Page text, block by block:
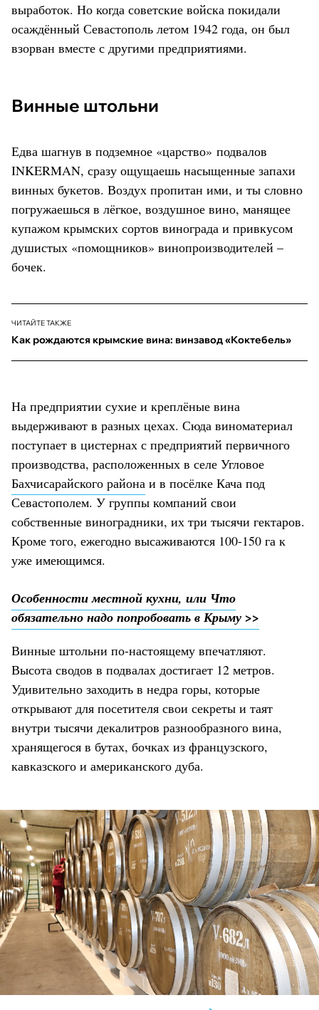
выработок. Но когда советские войска покидали
осаждённый Севастополь летом 1942 года, он был
взорван вместе с другими предприятиями.
Винные штольни
Едва шагнув в подземное «царство» подвалов
INKERMAN, сразу ощущаешь насыщенные запахи
винных букетов. Воздух пропитан ими, и ты словно
погружаешься в лёгкое, воздушное вино, манящее
купажом крымских сортов винограда и привкусом
душистых «помощников» винопроизводителей –
бочек.
ЧИТАЙТЕ ТАКЖЕ
Как рождаются крымские вина: винзавод «Коктебель»
На предприятии сухие и креплёные вина
выдерживают в разных цехах. Сюда виноматериал
поступает в цистернах с предприятий первичного
производства, расположенных в селе Угловое
Бахчисарайского района и в посёлке Кача под
Севастополем. У группы компаний свои
собственные виноградники, их три тысячи гектаров.
Кроме того, ежегодно высаживаются 100-150 га к
уже имеющимся.
Особенности местной кухни, или Что
обязательно надо попробовать в Крыму >>
Винные штольни по-настоящему впечатляют.
Высота сводов в подвалах достигает 12 метров.
Удивительно заходить в недра горы, которые
открывают для посетителя свои секреты и таят
внутри тысячи декалитров разнообразного вина,
хранящегося в бутах, бочках из французского,
кавказского и американского дуба.